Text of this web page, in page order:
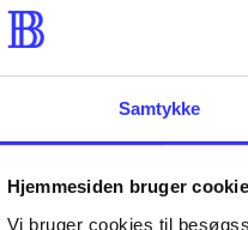
Samtykke
Hjemmesiden bruger
Vi bruger cookies til